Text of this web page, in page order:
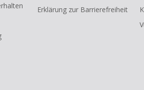
Erklärung zur Barrierefreiheit